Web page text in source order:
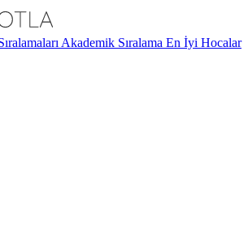
Akademik Sıralama En İyi Hocalar